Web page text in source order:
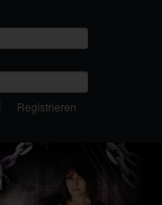
Registrieren